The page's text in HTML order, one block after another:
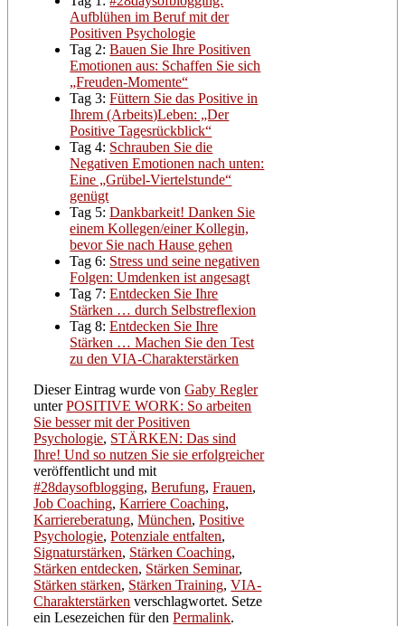
Aufblühen im Beruf mit der
Positiven Psychologie
Tag 2:Bauen Sie Ihre Positiven
Emotionen aus: Schaffen Sie sich
„Freuden-Momente“
Tag 3:Füttern Sie das Positive in
Ihrem (Arbeits)Leben: „Der
Positive Tagesrückblick“
Tag 4: Schrauben Sie die
Negativen Emotionen nach unten:
Eine „Grübel-Viertelstunde“
genügt
Tag 5:Dankbarkeit! Danken Sie
einem Kollegen/einer Kollegin,
bevor Sie nach Hause gehen
Tag 6: Stress und seine negativen
Folgen: Umdenken ist angesagt
Tag 7:Entdecken Sie Ihre
Stärken … durch Selbstreflexion
Tag 8:Entdecken Sie Ihre
Stärken … Machen Sie den Test
zu den VIA-Charakterstärken
Dieser Eintrag wurde vonGaby Regler
unterPOSITIVE WORK: So arbeiten
Sie besser mit der Positiven
Psychologie, STÄRKEN: Das sind
Ihre! Und so nutzen Sie sie erfolgreicher
veröffentlicht und mit
#28daysofblogging,Berufung,Frauen,
Job Coaching,Karriere Coaching,
Karriereberatung,München,Positive
Psychologie,Potenziale entfalten,
Signaturstärken, Stärken Coaching,
Stärken entdecken, Stärken Seminar,
Stärken stärken, Stärken Training,VIA-
Charakterstärken verschlagwortet. Setze
ein Lesezeichen für denPermalink.